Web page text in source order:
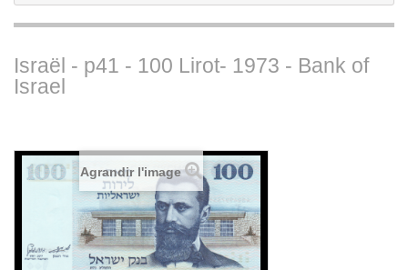
Israël - p41 - 100 Lirot- 1973 - Bank of
Israel
Agrandir l'image